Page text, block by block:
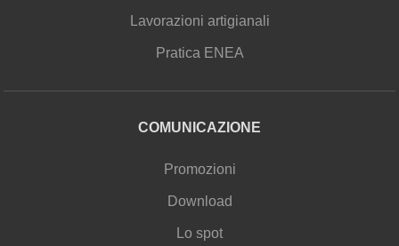
Lavorazioni artigianali
Pratica ENEA
COMUNICAZIONE
Promozioni
Download
Lo spot